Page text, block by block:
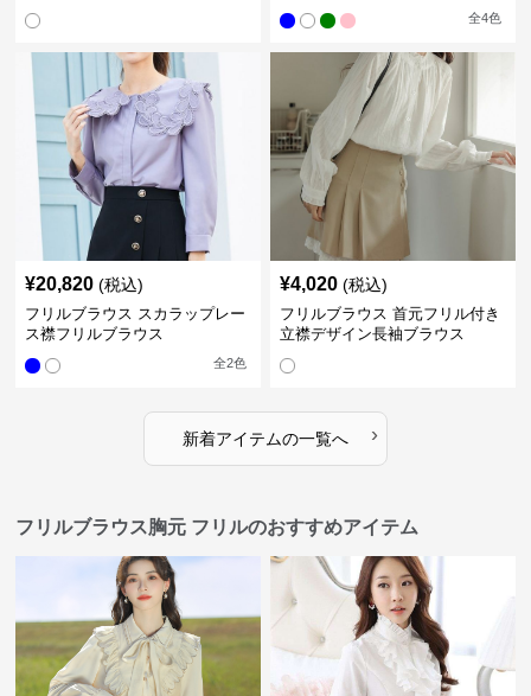
全4色
¥20,820 (税込)
フリルブラウス スカラップレー
ス襟フリルブラウス
全2色
¥4,020 (税込)
フリルブラウス 首元フリル付き
立襟デザイン長袖ブラウス
新着アイテムの一覧へ ›
フリルブラウス胸元 フリルのおすすめアイテム